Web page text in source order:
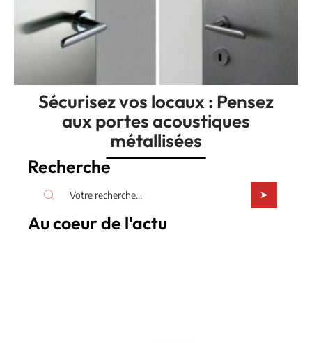
Sécurisez vos locaux : Pensez
aux portes acoustiques
métallisées
Recherche
Au coeur de l'actu